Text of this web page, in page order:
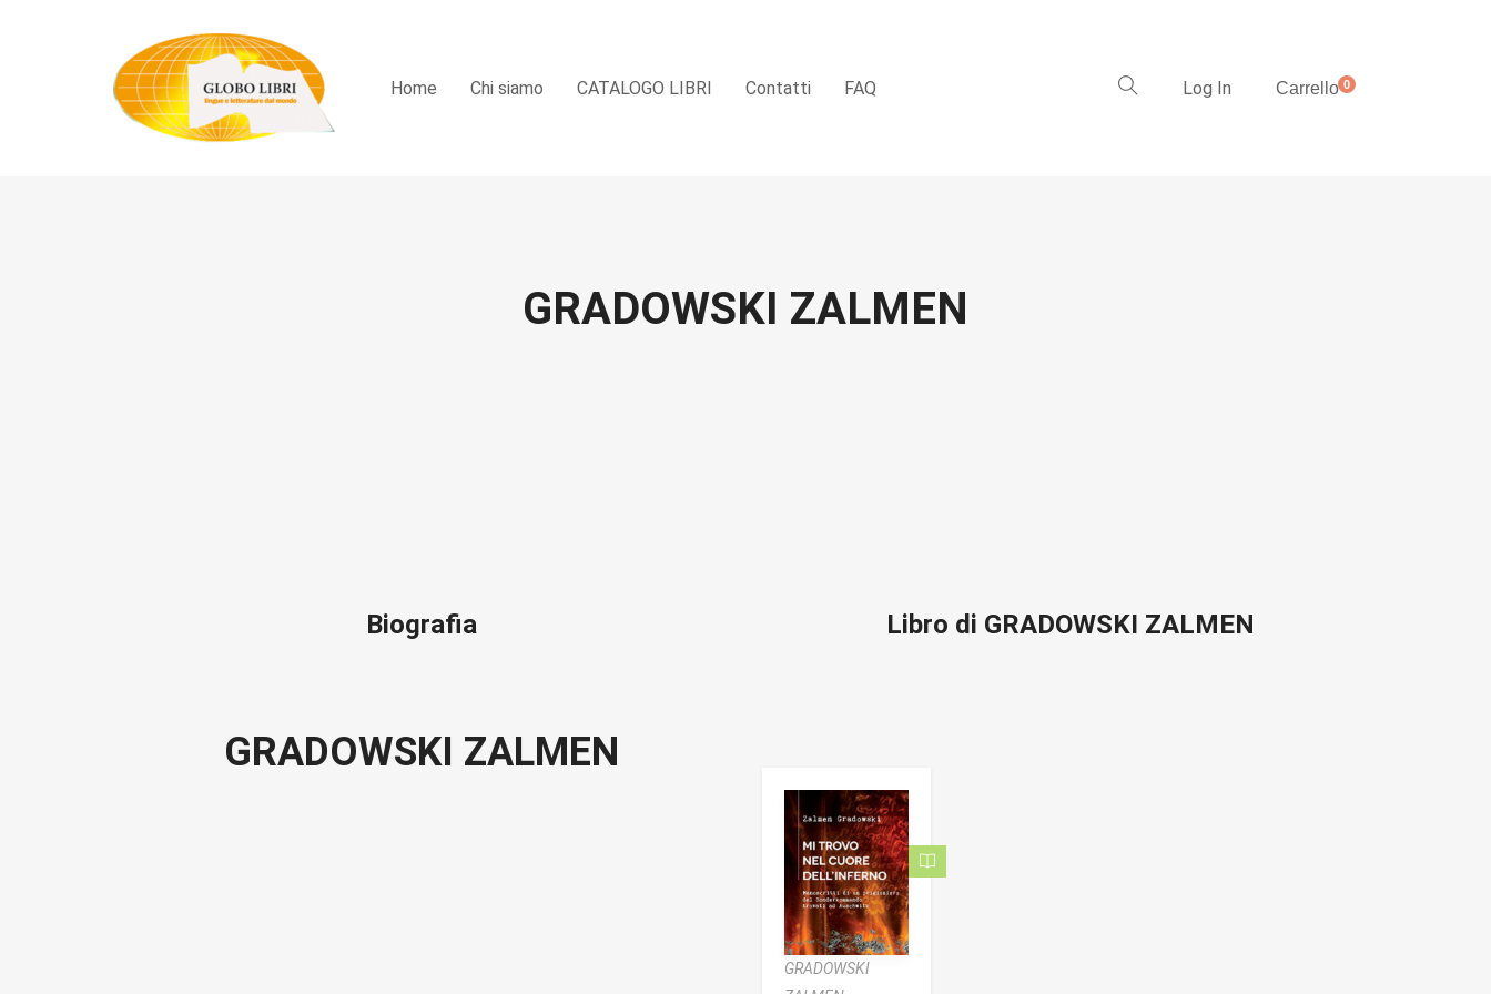
Home Chi siamo CATALOGO LIBRI Contatti FAQ Log In Carrello0
GRADOWSKI ZALMEN
Biografia
GRADOWSKI ZALMEN
Libro di GRADOWSKI ZALMEN
GRADOWSKI